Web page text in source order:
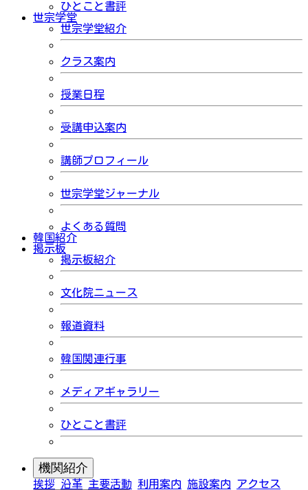
ひとこと書評
世宗学堂
世宗学堂紹介
クラス案内
授業日程
受講申込案内
講師プロフィール
世宗学堂ジャーナル
よくある質問
韓国紹介
掲示板
掲示板紹介
文化院ニュース
報道資料
韓国関連行事
メディアギャラリー
ひとこと書評
機関紹介
挨拶 沿革 主要活動 利用案内 施設案内 アクセス